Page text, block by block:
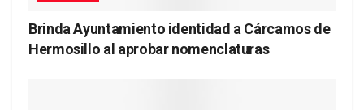
Brinda Ayuntamiento identidad a Cárcamos de
Hermosillo al aprobar nomenclaturas